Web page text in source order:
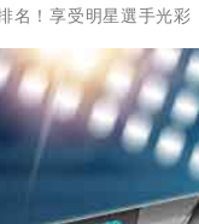
！享受明星選手光彩